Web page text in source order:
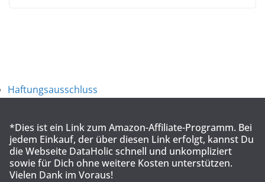
Haftungsausschluss
*Dies ist ein Link zum Amazon-Affiliate-Programm. Bei
jedem Einkauf, der über diesen Link erfolgt, kannst Du
die Webseite DataHolic schnell und unkompliziert
sowie für Dich ohne weitere Kosten unterstützen.
Vielen Dank im Voraus!